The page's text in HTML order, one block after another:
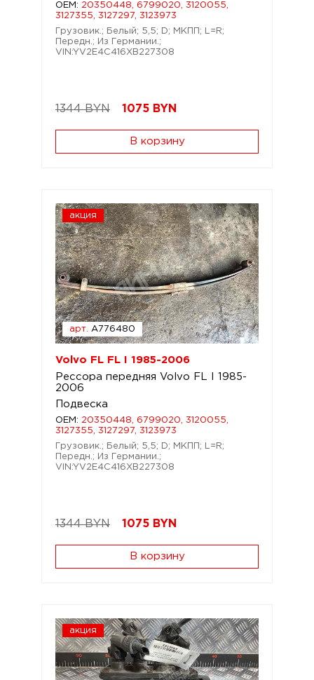
OEM: 20350448, 6799020, 3120055,
3127355, 3127297, 3123973
Грузовик.; Белый; 5,5; D; МКПП; L=R;
Передн.; Из Германии.;
VIN:YV2E4C416XB227308
1344 BYN 1075 BYN
В корзину
акция
арт. A776480
Volvo FL FL I 1985-2006
Рессора передняя Volvo FL I 1985-
2006
Подвеска
OEM: 20350448, 6799020, 3120055,
3127355, 3127297, 3123973
Грузовик.; Белый; 5,5; D; МКПП; L=R;
Передн.; Из Германии.;
VIN:YV2E4C416XB227308
1344 BYN 1075 BYN
В корзину
акция